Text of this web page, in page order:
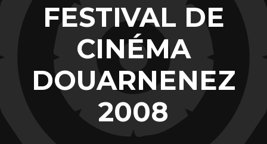
FESTIVAL DE
CINÉMA
DOUARNENEZ
2008